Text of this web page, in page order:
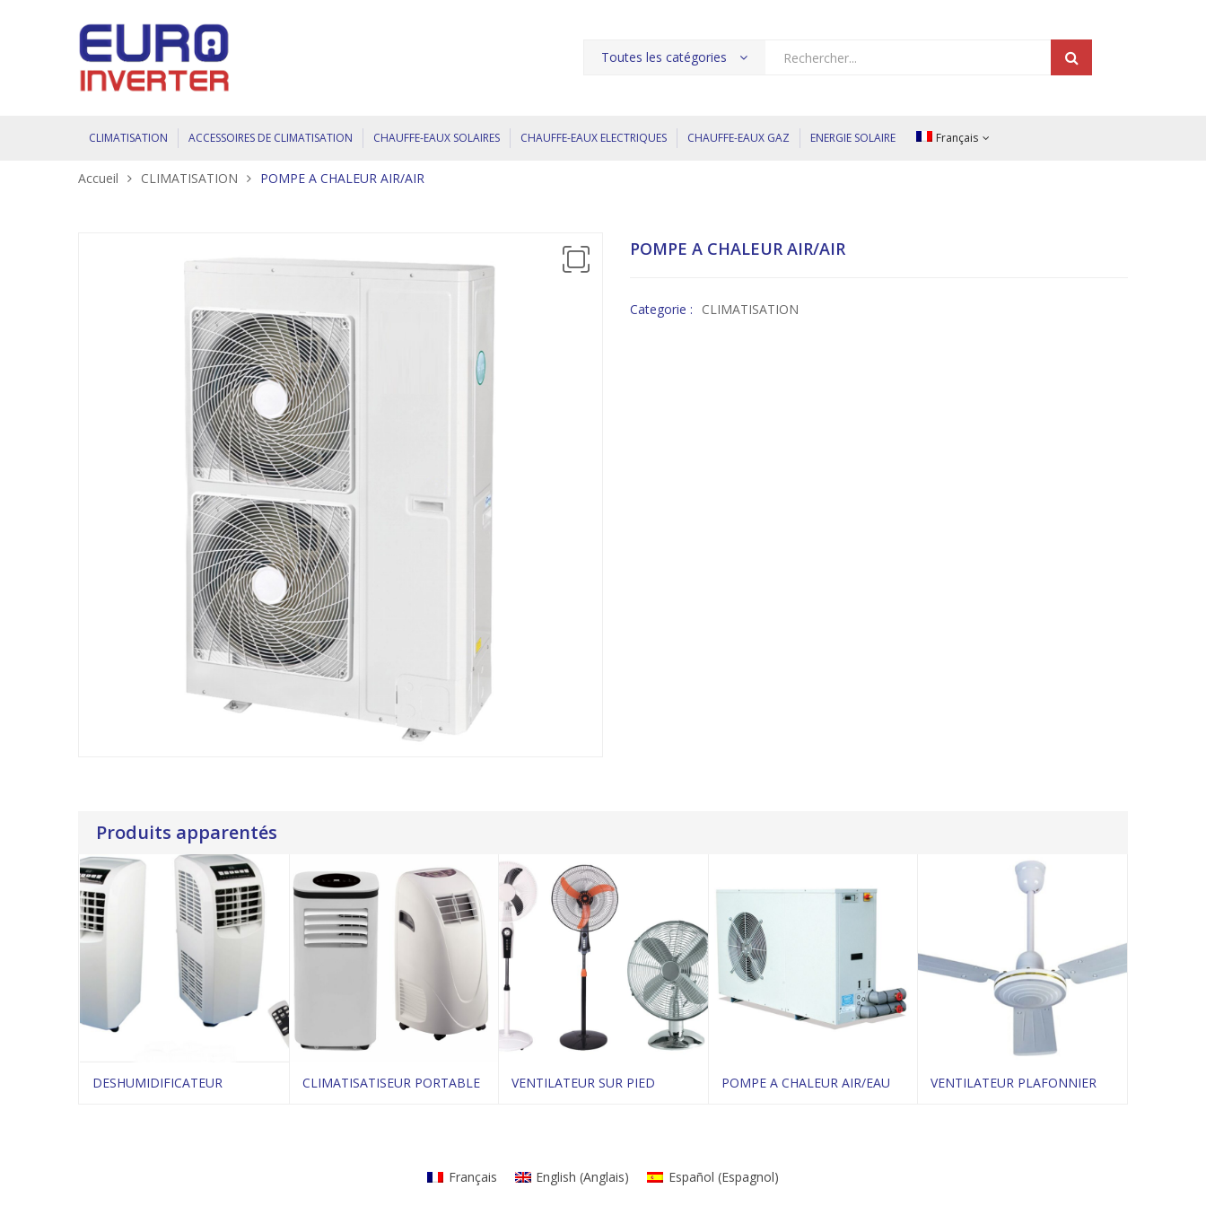
Toutes les catégories
Products
CLIMATISATION ACCESSOIRES DE CLIMATISATION CHAUFFE-EAUX SOLAIRES CHAUFFE-EAUX ELECTRIQUES CHAUFFE-EAUX GAZ ENERGIE SOLAIRE Français
Accueil CLIMATISATION POMPE A CHALEUR AIR/AIR
POMPE A CHALEUR AIR/AIR
Categorie : CLIMATISATION
Produits apparentés
Voir le produit
DESHUMIDIFICATEUR Voir le produit
CLIMATISATISEUR PORTABLE Voir le produit
VENTILATEUR SUR PIED Voir le produit
POMPE A CHALEUR AIR/EAU Voir le produit
VENTILATEUR PLAFONNIER
Français English (Anglais) Español (Espagnol)